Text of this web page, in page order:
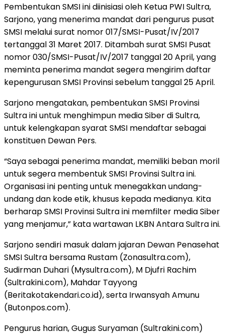
Pembentukan SMSI ini diinisiasi oleh Ketua PWI Sultra,
Sarjono, yang menerima mandat dari pengurus pusat
SMSI melalui surat nomor 017/SMSI-Pusat/IV/2017
tertanggal 31 Maret 2017. Ditambah surat SMSI Pusat
nomor 030/SMSI-Pusat/IV/2017 tanggal 20 April, yang
meminta penerima mandat segera mengirim daftar
kepengurusan SMSI Provinsi sebelum tanggal 25 April.
Sarjono mengatakan, pembentukan SMSI Provinsi
Sultra ini untuk menghimpun media Siber di Sultra,
untuk kelengkapan syarat SMSI mendaftar sebagai
konstituen Dewan Pers.
“Saya sebagai penerima mandat, memiliki beban moril
untuk segera membentuk SMSI Provinsi Sultra ini.
Organisasi ini penting untuk menegakkan undang-
undang dan kode etik, khusus kepada medianya. Kita
berharap SMSI Provinsi Sultra ini memfilter media Siber
yang menjamur,” kata wartawan LKBN Antara Sultra ini.
Sarjono sendiri masuk dalam jajaran Dewan Penasehat
SMSI Sultra bersama Rustam (Zonasultra.com),
Sudirman Duhari (Mysultra.com), M Djufri Rachim
(Sultrakini.com), Mahdar Tayyong
(Beritakotakendari.co.id), serta Irwansyah Amunu
(Butonpos.com).
Pengurus harian, Gugus Suryaman (Sultrakini.com)